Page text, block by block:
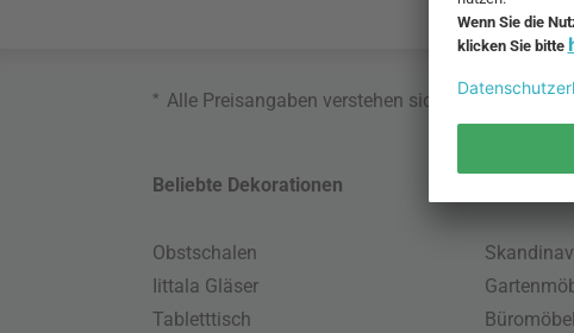
* Alle Preisangaben verstehen sich inklusive
Beliebte Dekorationen
Obstschalen
Iittala Gläser
Tabletttisch
Büromöbel